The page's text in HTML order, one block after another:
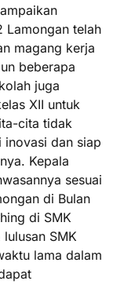
Lamongan telah
magang kerja
beberapa
juga
XII untuk
cita tidak
inovasi dan siap
Kepala
sesuai
di Bulan
di SMK
SMK
lama dalam